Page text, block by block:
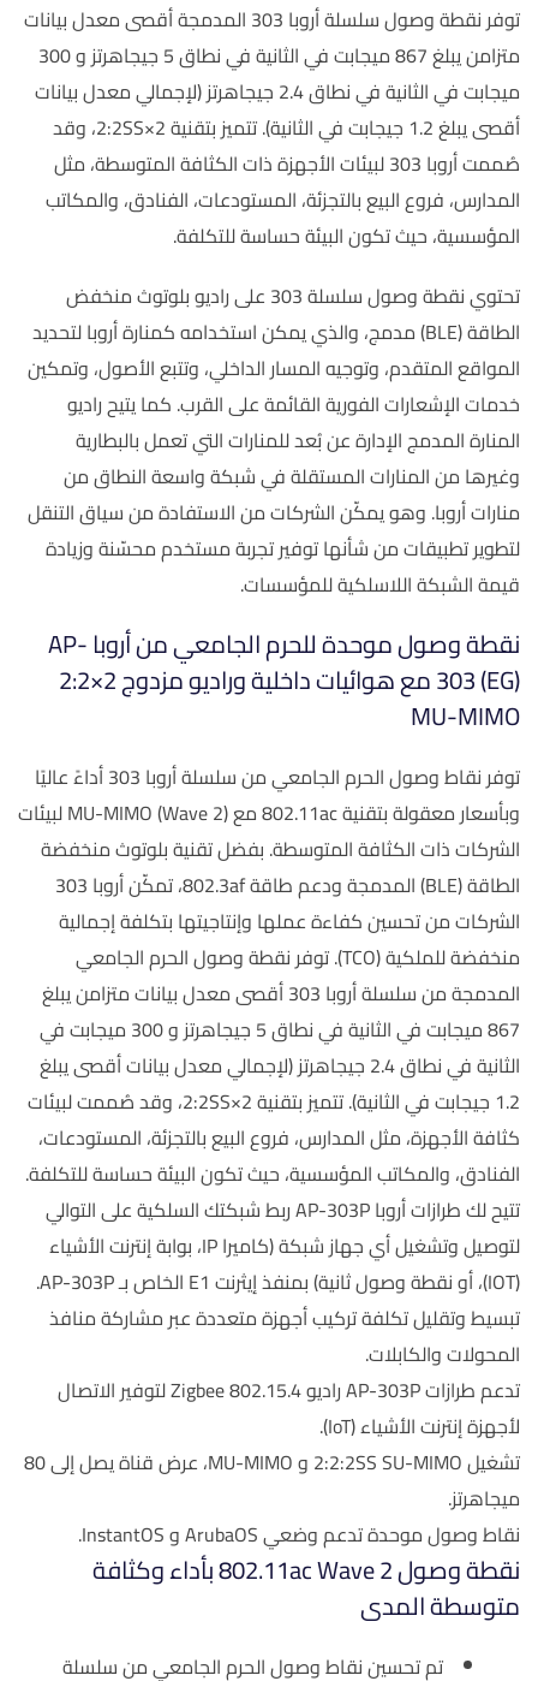
توفر نقطة وصول سلسلة أروبا 303 المدمجة أقصى معدل بيانات
متزامن يبلغ 867 ميجابت في الثانية في نطاق 5 جيجاهرتز و 300
ميجابت في الثانية في نطاق 2.4 جيجاهرتز (لإجمالي معدل بيانات
أقصى يبلغ 1.2 جيجابت في الثانية). تتميز بتقنية 2×2:2SS، وقد
صُممت أروبا 303 لبيئات الأجهزة ذات الكثافة المتوسطة، مثل
المدارس، فروع البيع بالتجزئة، المستودعات، الفنادق، والمكاتب
المؤسسية، حيث تكون البيئة حساسة للتكلفة.
تحتوي نقطة وصول سلسلة 303 على راديو بلوتوث منخفض
الطاقة (BLE) مدمج، والذي يمكن استخدامه كمنارة أروبا لتحديد
المواقع المتقدم، وتوجيه المسار الداخلي، وتتبع الأصول، وتمكين
خدمات الإشعارات الفورية القائمة على القرب. كما يتيح راديو
المنارة المدمج الإدارة عن بُعد للمنارات التي تعمل بالبطارية
وغيرها من المنارات المستقلة في شبكة واسعة النطاق من
منارات أروبا. وهو يمكّن الشركات من الاستفادة من سياق التنقل
لتطوير تطبيقات من شأنها توفير تجربة مستخدم محسّنة وزيادة
قيمة الشبكة اللاسلكية للمؤسسات.
نقطة وصول موحدة للحرم الجامعي من أروبا AP-
303 (EG) مع هوائيات داخلية وراديو مزدوج 2×2:2
MU-MIMO
توفر نقاط وصول الحرم الجامعي من سلسلة أروبا 303 أداءً عاليًا
وبأسعار معقولة بتقنية 802.11ac مع MU-MIMO (Wave 2) لبيئات
الشركات ذات الكثافة المتوسطة. بفضل تقنية بلوتوث منخفضة
الطاقة (BLE) المدمجة ودعم طاقة 802.3af، تمكّن أروبا 303
الشركات من تحسين كفاءة عملها وإنتاجيتها بتكلفة إجمالية
منخفضة للملكية (TCO). توفر نقطة وصول الحرم الجامعي
المدمجة من سلسلة أروبا 303 أقصى معدل بيانات متزامن يبلغ
867 ميجابت في الثانية في نطاق 5 جيجاهرتز و 300 ميجابت في
الثانية في نطاق 2.4 جيجاهرتز (لإجمالي معدل بيانات أقصى يبلغ
1.2 جيجابت في الثانية). تتميز بتقنية 2×2:2SS، وقد صُممت لبيئات
كثافة الأجهزة، مثل المدارس، فروع البيع بالتجزئة، المستودعات،
الفنادق، والمكاتب المؤسسية، حيث تكون البيئة حساسة للتكلفة.
تتيح لك طرازات أروبا AP-303P ربط شبكتك السلكية على التوالي
لتوصيل وتشغيل أي جهاز شبكة (كاميرا IP، بوابة إنترنت الأشياء
(IOT)، أو نقطة وصول ثانية) بمنفذ إيثرنت E1 الخاص بـ AP-303P.
تبسيط وتقليل تكلفة تركيب أجهزة متعددة عبر مشاركة منافذ
المحولات والكابلات.
تدعم طرازات AP-303P راديو Zigbee 802.15.4 لتوفير الاتصال
لأجهزة إنترنت الأشياء (IoT).
تشغيل 2:2:2SS SU-MIMO و MU-MIMO، عرض قناة يصل إلى 80
ميجاهرتز.
نقاط وصول موحدة تدعم وضعي ArubaOS و InstantOS.
نقطة وصول 802.11ac Wave 2 بأداء وكثافة
متوسطة المدى
تم تحسين نقاط وصول الحرم الجامعي من سلسلة